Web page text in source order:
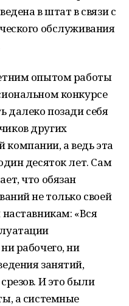
в штат в связи с
обслуживания
опытом работы
конкурсе
далеко позади себя
других
а ведь эта
десяток лет. Сам
что обязан
не только своей
«Вся
рабочего, ни
занятий,
И это были
а системные